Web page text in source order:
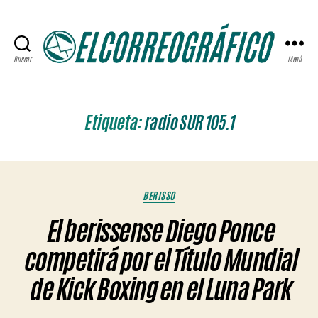
Buscar Menú
Etiqueta:radio SUR 105.1
Categorías
BERISSO
El berissense Diego Ponce
competirá por el Título Mundial
de Kick Boxing en el Luna Park